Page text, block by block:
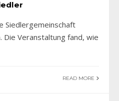
Siedlergemeinschaft
Die Veranstaltung fand, wie
READ MORE